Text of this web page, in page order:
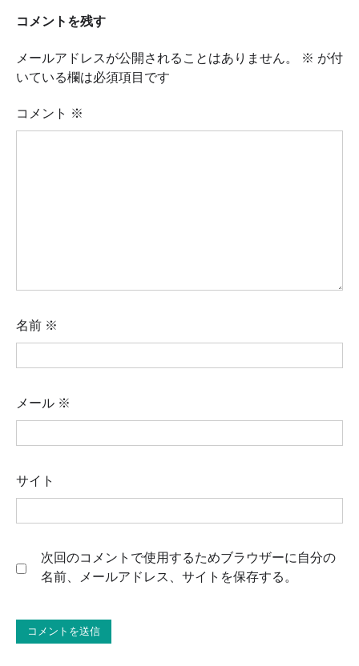
コメントを残す
メールアドレスが公開されることはありません。 ※ が付
いている欄は必須項目です
コメント ※
名前 ※
メール ※
サイト
次回のコメントで使用するためブラウザーに自分の
名前、メールアドレス、サイトを保存する。